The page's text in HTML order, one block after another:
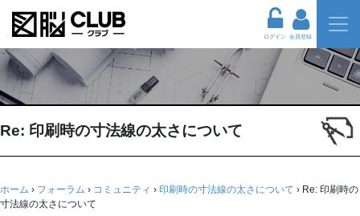
ログイン 会員登録
Re: 印刷時の寸法線の太さについて
ホーム › フォーラム › コミュニティ › 印刷時の寸法線の太さについて › Re: 印刷時の
寸法線の太さについて